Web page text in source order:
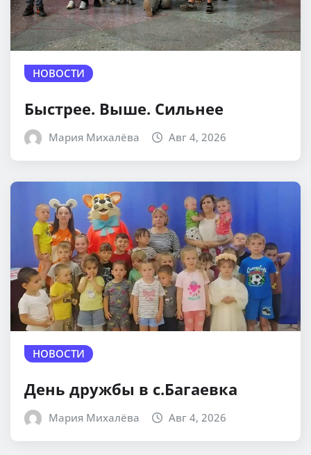
НОВОСТИ
Быстрее. Выше. Сильнее
Мария Михалёва Авг 4, 2026
НОВОСТИ
День дружбы в с.Багаевка
Мария Михалёва Авг 4, 2026